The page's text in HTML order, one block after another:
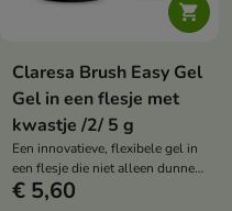

Claresa Brush Easy Gel
Gel in een flesje met
kwastje /2/ 5 g
Een innovatieve, flexibele gel in
een flesje die niet alleen dunne,
verzwakte nagels verhardt en
€ 5,60